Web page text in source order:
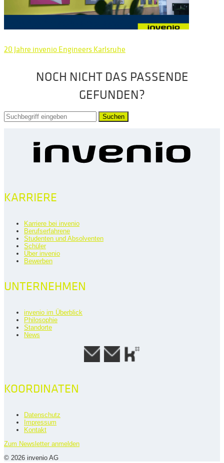
20 Jahre invenio Engineers Karlsruhe
NOCH NICHT DAS PASSENDE
GEFUNDEN?
Suchen
KARRIERE
Karriere bei invenio
Berufserfahrene
Studenten und Absolventen
Schüler
Über invenio
Bewerben
UNTERNEHMEN
invenio im Überblick
Philosophie
Standorte
News
KOORDINATEN
Datenschutz
Impressum
Kontakt
Zum Newsletter anmelden
© 2026 invenio AG